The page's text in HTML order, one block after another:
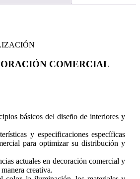
COMERCIAL
básicos del diseño de interiores y
y especificaciones específicas
para optimizar su distribución y
actuales en decoración comercial y
creativa.